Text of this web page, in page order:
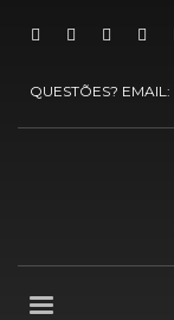
QUESTÕES? EMAIL: